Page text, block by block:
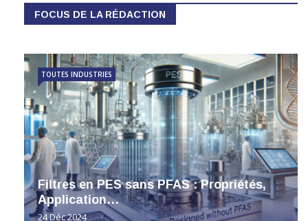
FOCUS DE LA RÉDACTION
Filtres en PES sans PFAS : Propriétés,
Application…
24 Déc 2024
TOUTES INDUSTRIES